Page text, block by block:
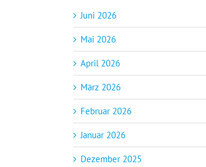
Juni 2026
Mai 2026
April 2026
März 2026
Februar 2026
Januar 2026
Dezember 2025